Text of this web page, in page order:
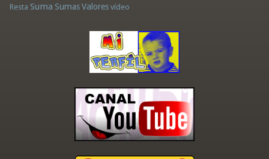
Resta Suma Sumas Valores vídeo